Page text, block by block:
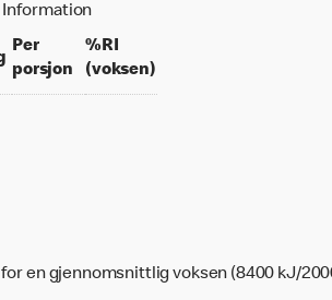
per 100 grams
Per
porsjonper portion
%RI
(voksen)% daily value for an
en gjennomsnittlig voksen (8400 kJ/